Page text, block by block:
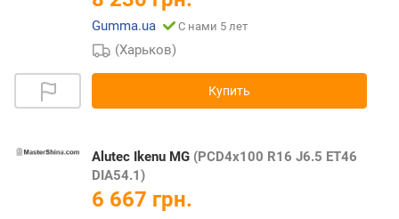
Gumma.ua С нами 5 лет
(Харьков)
Купить
Alutec Ikenu MG (PCD4x100 R16 J6.5 ET46
DIA54.1)
6 667 грн.